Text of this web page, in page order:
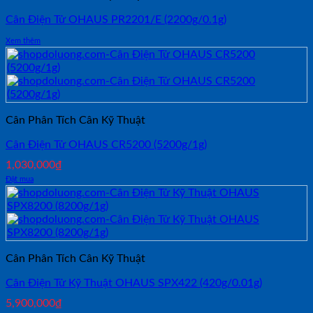
Cân Điện Tử OHAUS PR2201/E (2200g/0.1g)
Xem thêm
Cân Phân Tích Cân Kỹ Thuật
Cân Điện Tử OHAUS CR5200 (5200g/1g)
1,030,000₫
Đặt mua
Cân Phân Tích Cân Kỹ Thuật
Cân Điện Tử Kỹ Thuật OHAUS SPX422 (420g/0.01g)
5,900,000₫